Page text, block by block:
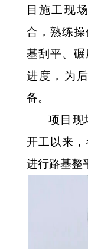
目施工现
合，熟练
基刮平、
进度，为
备。
项目现
开工以来
进行路基整